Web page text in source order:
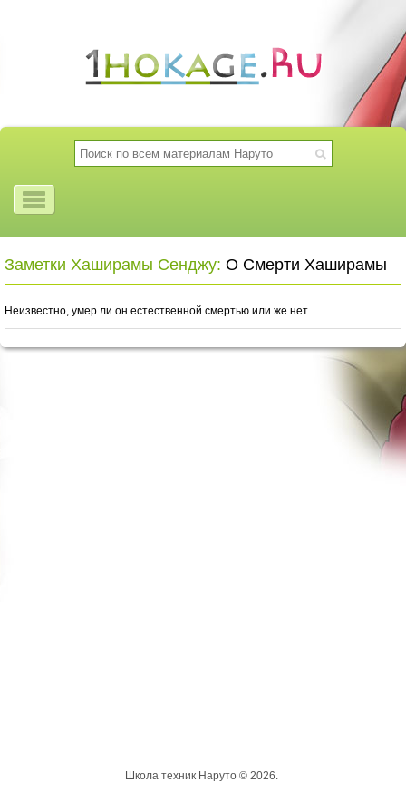
Заметки Хаширамы Сенджу: О Смерти Хаширамы
Неизвестно, умер ли он естественной смертью или же нет.
Школа техник Наруто © 2026.